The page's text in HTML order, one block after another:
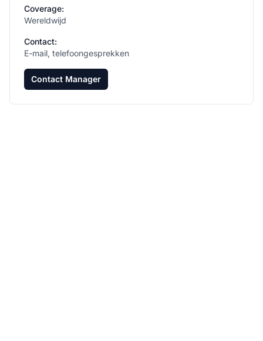
Coverage:
Wereldwijd
Contact:
E-mail, telefoongesprekken
Contact Manager